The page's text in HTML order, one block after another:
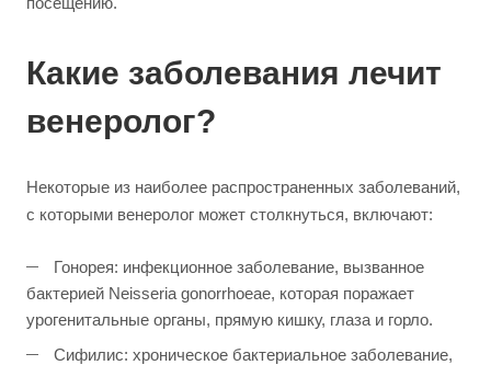
Какие заболевания лечит
венеролог?
Некоторые из наиболее распространенных заболеваний,
с которыми венеролог может столкнуться, включают:
Гонорея: инфекционное заболевание, вызванное
бактерией Neisseria gonorrhoeae, которая поражает
урогенитальные органы, прямую кишку, глаза и горло.
Сифилис: хроническое бактериальное заболевание,